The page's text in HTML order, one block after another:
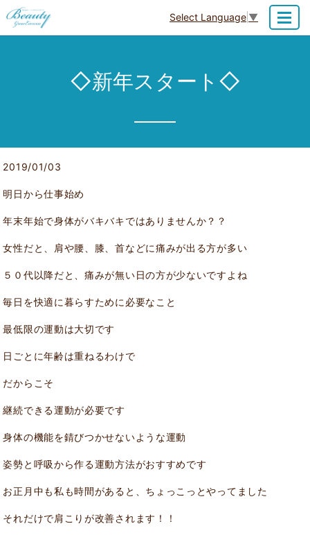
Select Language ▼
◇新年スタート◇
2019/01/03
明日から仕事始め
年末年始で身体がバキバキではありませんか？？
女性だと、肩や腰、膝、首などに痛みが出る方が多い
５０代以降だと、痛みが無い日の方が少ないですよね
毎日を快適に暮らすために必要なこと
最低限の運動は大切です
日ごとに年齢は重ねるわけで
だからこそ
継続できる運動が必要です
身体の機能を錆びつかせないような運動
姿勢と呼吸から作る運動方法がおすすめです
お正月中も私も時間があると、ちょっこっとやってました
それだけで肩こりが改善されます！！